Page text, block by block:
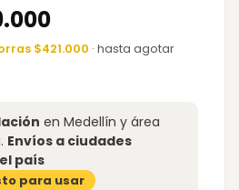
Current
price
is:
$949.000.
$421.000 · hasta agotar
en Medellín y área
Envíos a ciudades
país
para usar